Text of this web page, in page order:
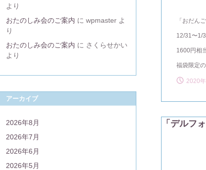
「おだん
12/31〜1/
1600円相
福袋限定
2020
「デルフ
より
おたのしみ会のご案内 に wpmaster よ
り
おたのしみ会のご案内 に さくらせかい
より
アーカイブ
2026年8月
2026年7月
2026年6月
2026年5月